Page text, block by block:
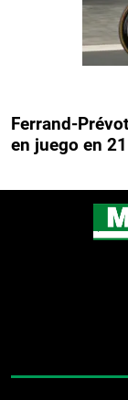
Ferrand-
en juego en